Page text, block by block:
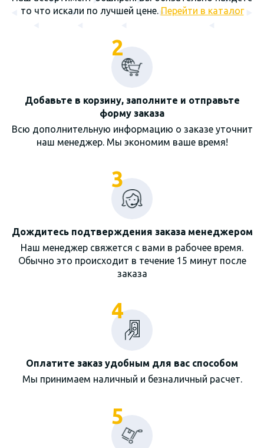
то что искали по лучшей цене. Перейти в каталог
2
Добавьте в корзину, заполните и отправьте
форму заказа
Всю дополнительную информацию о заказе уточнит
наш менеджер. Мы экономим ваше время!
3
Дождитесь подтверждения заказа менеджером
Наш менеджер свяжется с вами в рабочее время.
Обычно это происходит в течение 15 минут после
заказа
4
Оплатите заказ удобным для вас способом
Мы принимаем наличный и безналичный расчет.
5